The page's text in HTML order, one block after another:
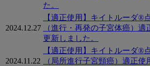
た。
2024.12.27
【適正使用】キイトルーダ®
（進行・再発の子宮体癌）適
更新しました。
2024.11.22
【適正使用】キイトルーダ®
（局所進行子宮頸癌）適正